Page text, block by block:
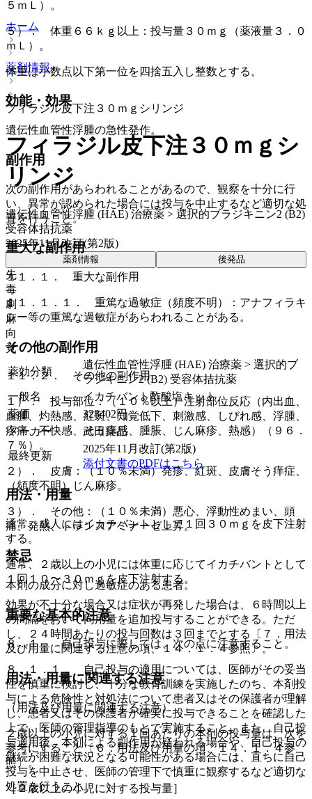
５ｍＬ）。
５）． 体重６６ｋｇ以上：投与量３０ｍｇ（薬液量３．０
ｍＬ）。
体重は小数点以下第一位を四捨五入し整数とする。
効能・効果
遺伝性血管性浮腫の急性発作。
副作用
次の副作用があらわれることがあるので、観察を十分に行
い、異常が認められた場合には投与を中止するなど適切な処
置を行うこと。
重大な副作用
１１．１． 重大な副作用
１１．１．１． 重篤な過敏症（頻度不明）：アナフィラキ
シー等の重篤な過敏症があらわれることがある。
その他の副作用
１１．２． その他の副作用
１）． 投与部位：（１０％以上）注射部位反応（内出血、
血腫、灼熱感、紅斑、知覚低下、刺激感、しびれ感、浮腫、
疼痛、不快感、そう痒感、腫脹、じん麻疹、熱感）（９６．
７％）。
２）． 皮膚：（１０％未満）発疹、紅斑、皮膚そう痒症、
（頻度不明）じん麻疹。
３）． その他：（１０％未満）悪心、浮動性めまい、頭
痛、発熱、トランスアミナーゼ上昇。
禁忌
本剤の成分に対し過敏症のある患者。
重要な基本的注意
８．１． 自己投与に際しては、次の点に注意すること。
８．１．１． 自己投与の適用については、医師がその妥当
性を慎重に検討し、十分な教育訓練を実施したのち、本剤投
与による危険性と対処法について患者又はその保護者が理解
し、患者又はその保護者が確実に投与できることを確認した
上で、医師の管理指導のもとで実施すること。また、自己投
与適用後、本剤による副作用が疑われる場合や、自己投与の
継続が困難な状況となる可能性がある場合には、直ちに自己
投与を中止させ、医師の管理下で慎重に観察するなど適切な
処置を行うこと。
ホーム
薬剤情報
フィラジル皮下注３０ｍｇシリンジ
フィラジル皮下注３０ｍｇシ
リンジ
遺伝性血管性浮腫 (HAE) 治療薬 > 選択的ブラジキニン2 (B2)
受容体拮抗薬
2025年11月改訂(第2版)
薬剤情報 後発品
先
毒
劇
麻
向
覚
薬効分類
遺伝性血管性浮腫 (HAE) 治療薬 > 選択的ブ
ラジキニン2 (B2) 受容体拮抗薬
一般名
イカチバント酢酸塩キット
薬価
328402円
メーカー
武田薬品
最終更新
2025年11月改訂(第2版)
添付文書のPDFはこちら
用法・用量
通常、成人にはイカチバントとして１回３０ｍｇを皮下注射
する。
通常、２歳以上の小児には体重に応じてイカチバントとして
１回１０〜３０ｍｇを皮下注射する。
効果が不十分な場合又は症状が再発した場合は、６時間以上
の間隔をおいて同用量を追加投与することができる。ただ
し、２４時間あたりの投与回数は３回までとする〔７．用法
及び用量に関連する注意の項、１４．１．４参照〕。
用法・用量に関連する注意
（用法及び用量に関連する注意）
２歳以上の小児に対する１回あたりの本剤の投与量は、次を
参考にすること〔６．用法及び用量の項、１４．１．４参
照〕。
［２歳以上の小児に対する投与量］